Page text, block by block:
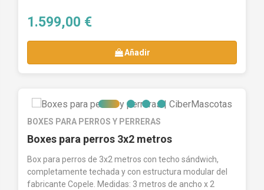
1.599,00 €
Añadir
BOXES PARA PERROS Y PERRERAS
Boxes para perros 3x2 metros
Box para perros de 3x2 metros con techo sándwich,
completamente techada y con estructura modular del
fabricante Copele. Medidas: 3 metros de ancho x 2